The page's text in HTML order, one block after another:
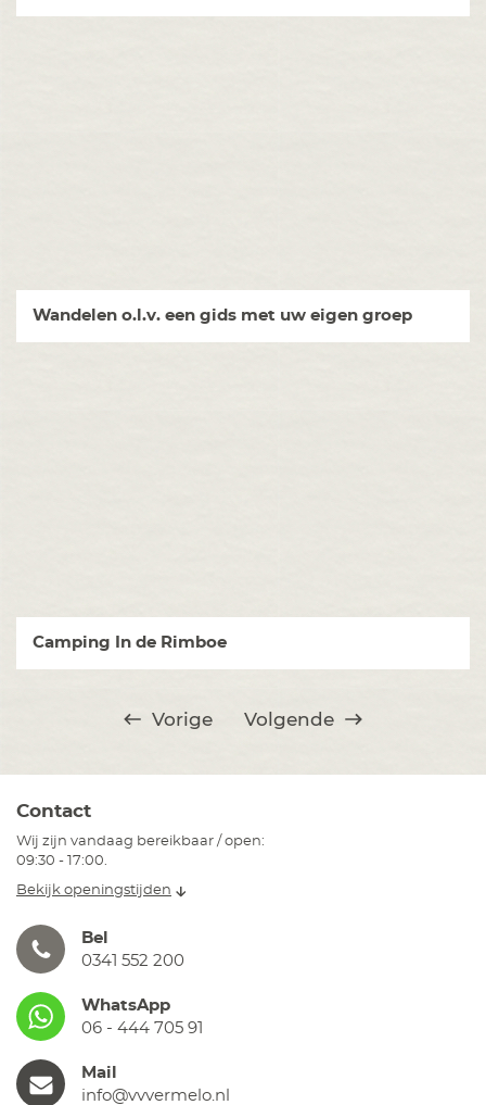
Wandelen o.l.v. een gids met uw eigen groep
Camping In de Rimboe
Vorige Volgende
Bel
0341 552 200
WhatsApp
06 - 444 705 91
Mail
info@vvvermelo.nl
Contact
Wij zijn vandaag bereikbaar / open:
09:30 - 17:00.
Bekijk openingstijden